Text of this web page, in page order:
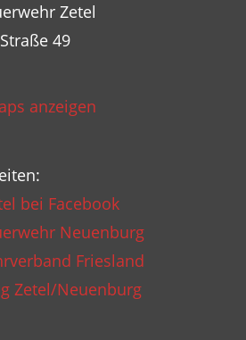
Zetel
49
anzeigen
bei Facebook
Neuenburg
Friesland
Zetel/Neuenburg